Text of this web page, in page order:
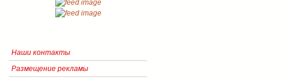
Наши контакты
Размещение рекламы